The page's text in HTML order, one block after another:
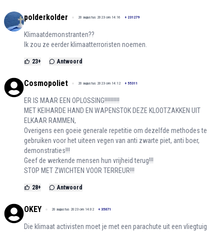
polderkolder 20 augustus 2023 om 14:16 + 231279
Klimaatdemonstranten??
Ik zou ze eerder klimaatterroristen noemen.
23+ Antwoord
Cosmopoliet 20 augustus 2023 om 14:12 + 55311
ER IS MAAR EEN OPLOSSING!!!!!!!!!!
MET KEIHARDE HAND EN WAPENSTOK DEZE KLOOTZAKKEN UIT
ELKAAR RAMMEN,
Overigens een goeie generale repetitie om dezelfde methodes te
gebruiken voor het uiteen vegen van anti zwarte piet, anti boer,
demonstraties!!!
Geef de werkende mensen hun vrijheid terug!!!
STOP MET ZWICHTEN VOOR TERREUR!!!
28+ Antwoord
OKEY 20 augustus 2023 om 14:02 + 35071
Die klimaat activisten moet je met een parachute uit een vliegtuig